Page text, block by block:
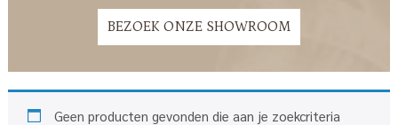
BEZOEK ONZE SHOWROOM
Geen producten gevonden die aan je zoekcriteria